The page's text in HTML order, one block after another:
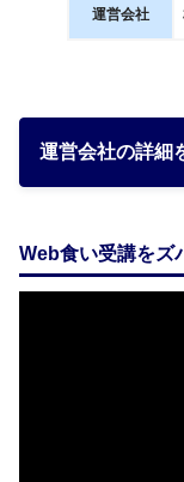
運営会社
運営会社の詳細
会社名
Web食い受講をズ